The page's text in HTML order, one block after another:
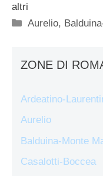
altri
Categorie
Aurelio,
ZONE DI
Ardeatino-
Aurelio
Balduina-Monte
Casalotti-Boccea